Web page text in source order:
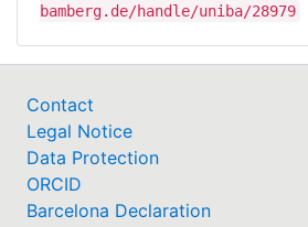
bamberg.de/handle/uniba/28979
Contact
Legal Notice
Data Protection
ORCID
Barcelona Declaration